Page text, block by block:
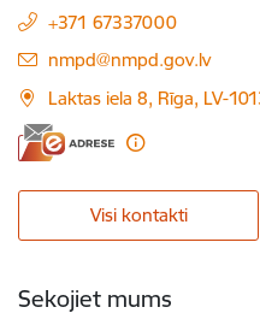
+371 67337000
E-pasts:
nmpd@nmpd.gov.lv
Laktas iela 8, Rīga, LV-
Visi kontakti
Sekojiet mums